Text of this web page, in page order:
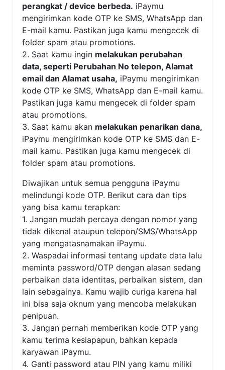
perangkat / device berbeda. iPaymu
mengirimkan kode OTP ke SMS, WhatsApp dan
E-mail kamu. Pastikan juga kamu mengecek di
folder spam atau promotions.
2. Saat kamu ingin melakukan perubahan
data, seperti Perubahan No telepon, Alamat
email dan Alamat usaha, iPaymu mengirimkan
kode OTP ke SMS, WhatsApp dan E-mail kamu.
Pastikan juga kamu mengecek di folder spam
atau promotions.
3. Saat kamu akan melakukan penarikan dana,
iPaymu mengirimkan kode OTP ke SMS dan E-
mail kamu. Pastikan juga kamu mengecek di
folder spam atau promotions.
Diwajikan untuk semua pengguna iPaymu
melindungi kode OTP. Berikut cara dan tips
yang bisa kamu terapkan:
1. Jangan mudah percaya dengan nomor yang
tidak dikenal ataupun telepon/SMS/WhatsApp
yang mengatasnamakan iPaymu.
2. Waspadai informasi tentang update data lalu
meminta password/OTP dengan alasan sedang
perbaikan data identitas, perbaikan sistem, dan
lain sebagainya. Kamu wajib curiga karena hal
ini bisa saja oknum yang mencoba melakukan
penipuan.
3. Jangan pernah memberikan kode OTP yang
kamu terima kesiapapun, bahkan kepada
karyawan iPaymu.
4. Ganti password atau PIN yang kamu miliki